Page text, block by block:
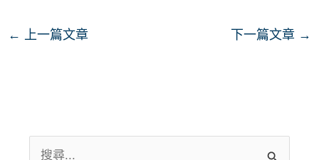
← 上一篇文章 下一篇文章 →